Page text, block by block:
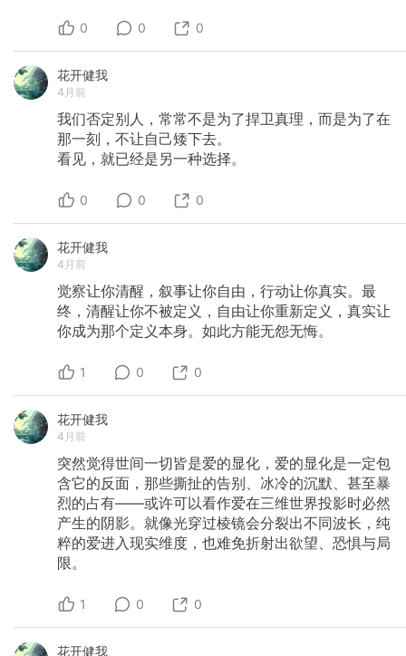
0 0 0
花开健我
4月前
我们否定别人，常常不是为了捍卫真理，而是为了在
那一刻，不让自己矮下去。
​看见，就已经是另一种选择。
0 0 0
花开健我
4月前
觉察让你清醒，叙事让你自由，行动让你真实。最
终，清醒让你不被定义，自由让你重新定义，真实让
你成为那个定义本身。如此方能无怨无悔。
1 0 0
花开健我
4月前
突然觉得世间一切皆是爱的显化，爱的显化是一定包
含它的反面，那些撕扯的告别、冰冷的沉默、甚至暴
烈的占有——或许可以看作爱在三维世界投影时必然
产生的阴影。就像光穿过棱镜会分裂出不同波长，纯
粹的爱进入现实维度，也难免折射出欲望、恐惧与局
限。
1 0 0
花开健我